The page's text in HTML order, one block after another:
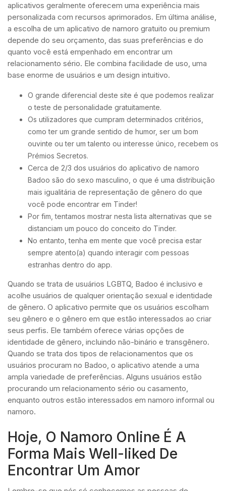
aplicativos geralmente oferecem uma experiência mais
personalizada com recursos aprimorados. Em última análise,
a escolha de um aplicativo de namoro gratuito ou premium
depende do seu orçamento, das suas preferências e do
quanto você está empenhado em encontrar um
relacionamento sério. Ele combina facilidade de uso, uma
base enorme de usuários e um design intuitivo.
O grande diferencial deste site é que podemos realizar
o teste de personalidade gratuitamente.
Os utilizadores que cumpram determinados critérios,
como ter um grande sentido de humor, ser um bom
ouvinte ou ter um talento ou interesse único, recebem os
Prémios Secretos.
Cerca de 2/3 dos usuários do aplicativo de namoro
Badoo são do sexo masculino, o que é uma distribuição
mais igualitária de representação de gênero do que
você pode encontrar em Tinder!
Por fim, tentamos mostrar nesta lista alternativas que se
distanciam um pouco do conceito do Tinder.
No entanto, tenha em mente que você precisa estar
sempre atento(a) quando interagir com pessoas
estranhas dentro do app.
Quando se trata de usuários LGBTQ, Badoo é inclusivo e
acolhe usuários de qualquer orientação sexual e identidade
de gênero. O aplicativo permite que os usuários escolham
seu gênero e o gênero em que estão interessados ao criar
seus perfis. Ele também oferece várias opções de
identidade de gênero, incluindo não-binário e transgênero.
Quando se trata dos tipos de relacionamentos que os
usuários procuram no Badoo, o aplicativo atende a uma
ampla variedade de preferências. Alguns usuários estão
procurando um relacionamento sério ou casamento,
enquanto outros estão interessados em namoro informal ou
namoro.
Hoje, O Namoro Online É A
Forma Mais Well-liked De
Encontrar Um Amor